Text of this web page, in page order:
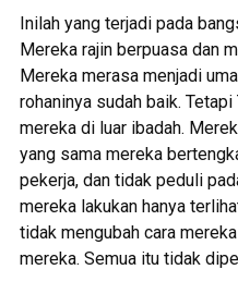
Inilah yang terjadi pada
Mereka rajin berpuasa dan
Mereka merasa menjadi
rohaninya sudah baik.
mereka di luar ibadah.
yang sama mereka
pekerja, dan tidak peduli
mereka lakukan hanya
tidak mengubah cara
mereka. Semua itu tidak